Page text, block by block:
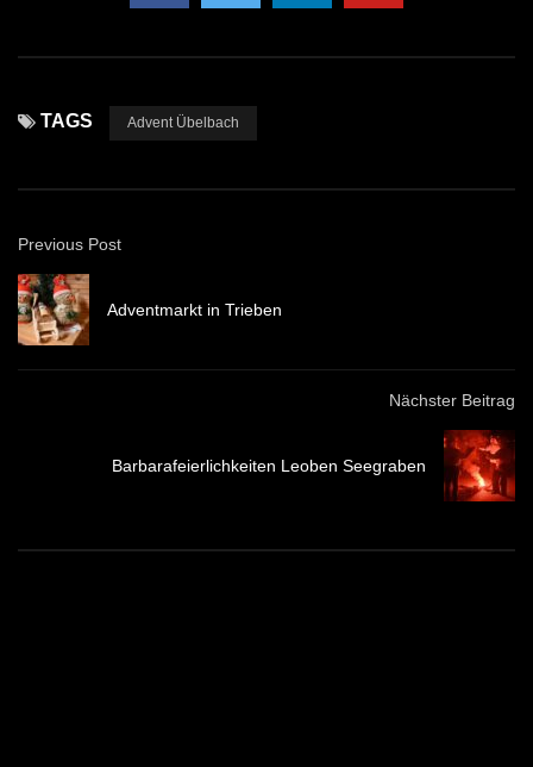
TAGS Advent Übelbach
Previous Post
Adventmarkt in Trieben
Nächster Beitrag
Barbarafeierlichkeiten Leoben Seegraben